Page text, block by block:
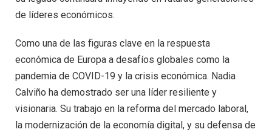
de líderes económicos.
Como una de las figuras clave en la respuesta
económica de Europa a desafíos globales como la
pandemia de COVID-19 y la crisis económica. Nadia
Calviño ha demostrado ser una líder resiliente y
visionaria. Su trabajo en la reforma del mercado laboral,
la modernización de la economía digital, y su defensa de